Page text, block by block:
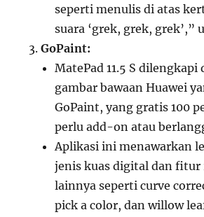
seperti menulis di atas
suara ‘grek, grek, grek’,”
GoPaint:
MatePad 11.5 S
gambar bawaan Huawei
GoPaint, yang gratis 100
perlu add-on atau
Aplikasi ini menawarkan
jenis kuas digital dan fitur
lainnya seperti curve
pick a color, dan willow